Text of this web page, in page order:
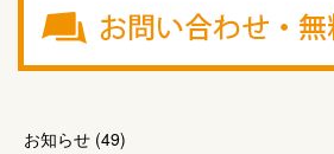
お知らせ (49)